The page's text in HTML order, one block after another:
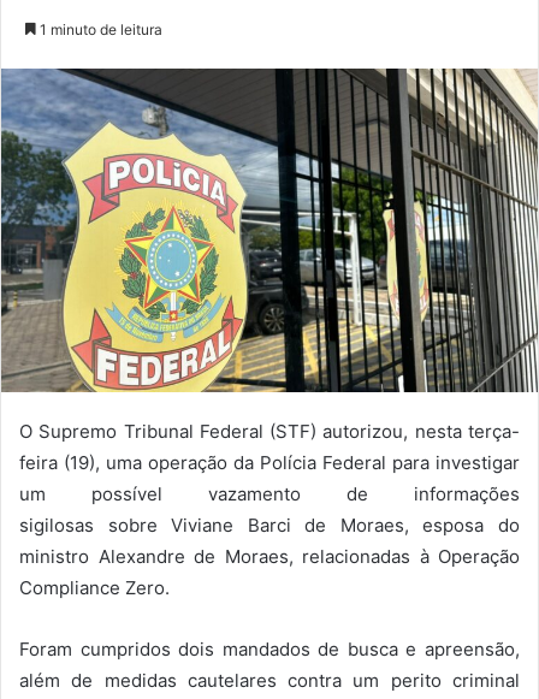
1 minuto de leitura
O Supremo Tribunal Federal (STF) autorizou, nesta terça-
feira (19), uma operação da Polícia Federal para investigar
um possível vazamento de informações
sigilosas sobre Viviane Barci de Moraes, esposa do
ministro Alexandre de Moraes, relacionadas à Operação
Compliance Zero.
Foram cumpridos dois mandados de busca e apreensão,
além de medidas cautelares contra um perito criminal